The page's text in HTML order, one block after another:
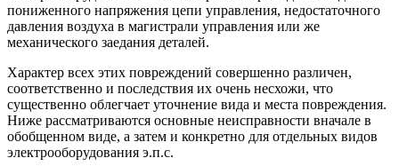
пониженного напряжения цепи управления, недостаточного
давления воздуха в магистрали управления или же
механического заедания деталей.
Характер всех этих повреждений совершенно различен,
соответственно и последствия их очень несхожи, что
существенно облегчает уточнение вида и места повреждения.
Ниже рассматриваются основные неисправности вначале в
обобщенном виде, а затем и конкретно для отдельных видов
электрооборудования э.п.с.